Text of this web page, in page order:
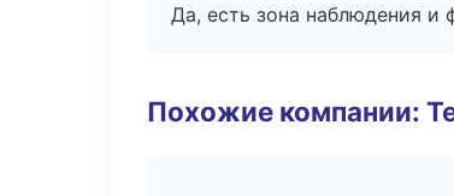
Да, есть зона наблюдения и
Похожие компании: